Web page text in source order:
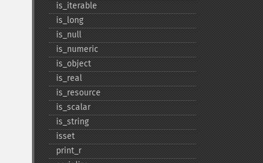
is_​iterable
is_​long
is_​null
is_​numeric
is_​object
is_​real
is_​resource
is_​scalar
is_​string
isset
print_​r